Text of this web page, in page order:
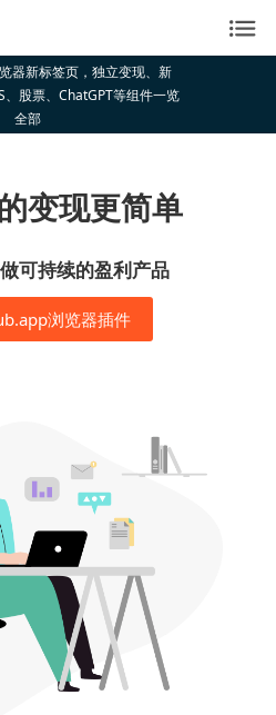
器新标签页，独立变现、新
、股票、ChatGPT等组件一览
全部
变现更简单
可持续的盈利产品
浏览器插件